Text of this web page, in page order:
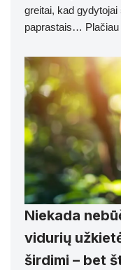
greitai, kad
paprastais… Plačiau
Niekada
vidurių
širdimi – bet